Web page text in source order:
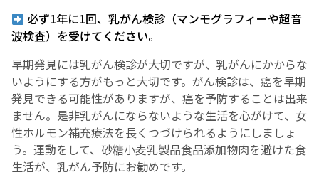
必ず1年に1回、乳がん検診（マンモグラフィーや超音
波検査）を受けてください。
早期発見には乳がん検診が大切ですが、乳がんにかからな
いようにする方がもっと大切です。がん検診は、癌を早期
発見できる可能性がありますが、癌を予防することは出来
ません。是非乳がんにならないような生活を心がけて、女
性ホルモン補充療法を長くつづけられるようにしましょ
う。運動をして、砂糖小麦乳製品食品添加物肉を避けた食
生活が、乳がん予防にお勧めです。